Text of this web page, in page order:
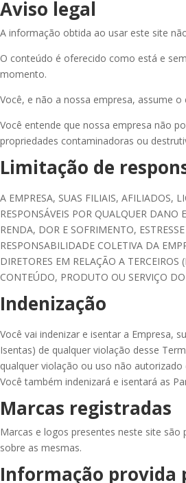
Aviso legal
A informação obtida ao usar este site
O conteúdo é oferecido como está e
momento.
Você, e não a nossa empresa, assume
Você entende que nossa empresa não
propriedades contaminadoras ou
Limitação de
A EMPRESA, SUAS FILIAIS, AFILIADOS,
RESPONSÁVEIS POR QUALQUER
RENDA, DOR E SOFRIMENTO,
RESPONSABILIDADE COLETIVA DA
DIRETORES EM RELAÇÃO A
CONTEÚDO, PRODUTO OU SERVIÇO
Indenização
Você vai indenizar e isentar a Empresa,
Isentas) de qualquer violação desse
qualquer violação ou uso não
Você também indenizará e isentará as
Marcas registradas
Marcas e logos presentes neste site
sobre as mesmas.
Informação provida